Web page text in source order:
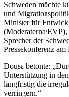
Schweden möchte
und
Minister für
(Moderaterna/
Sprecher der
Pressekonferenz
Dousa betonte:
Unterstützung in
langfristig die
verringern.“